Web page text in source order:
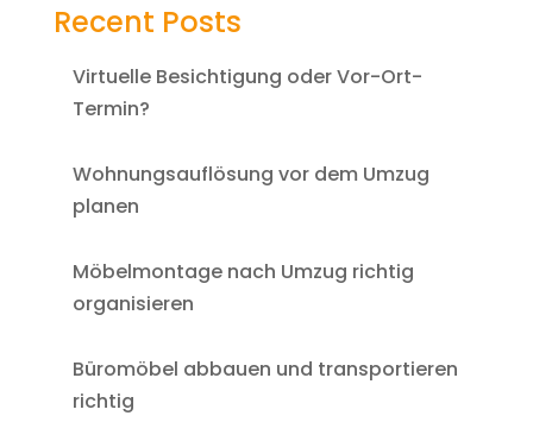
Recent Posts
Virtuelle Besichtigung oder Vor-Ort-
Termin?
Wohnungsauflösung vor dem Umzug
planen
Möbelmontage nach Umzug richtig
organisieren
Büromöbel abbauen und transportieren
richtig